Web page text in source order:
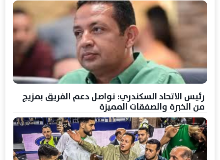
رئيس الاتحاد السكندري: نواصل دعم الفريق بمزيج
من الخبرة والصفقات المميزة